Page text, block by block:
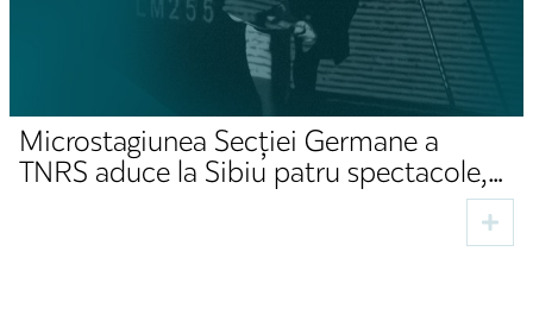
Microstagiunea Secției Germane a
TNRS aduce la Sibiu patru spectacole,
două premiere și invitați din domeniul